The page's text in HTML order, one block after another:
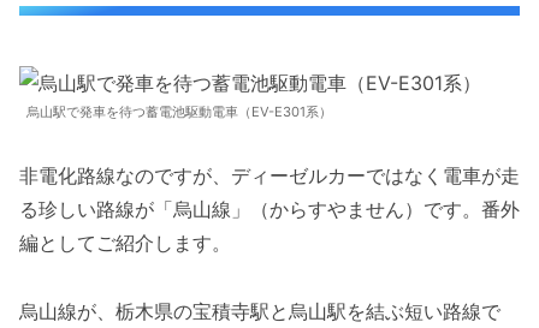
烏山駅で発車を待つ蓄電池駆動電車（EV-E301系）
非電化路線なのですが、ディーゼルカーではなく電車が走
る珍しい路線が「烏山線」（からすやません）です。番外
編としてご紹介します。
烏山線が、栃木県の宝積寺駅と烏山駅を結ぶ短い路線で